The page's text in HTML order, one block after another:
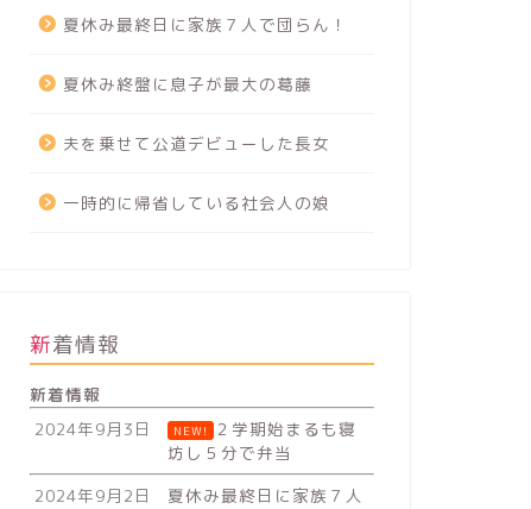
夏休み最終日に家族７人で団らん！
夏休み終盤に息子が最大の葛藤
夫を乗せて公道デビューした長女
一時的に帰省している社会人の娘
新着情報
新着情報
2024年9月3日
NEW! ２学期始まるも寝
坊し５分で弁当
2024年9月2日
夏休み最終日に家族７人